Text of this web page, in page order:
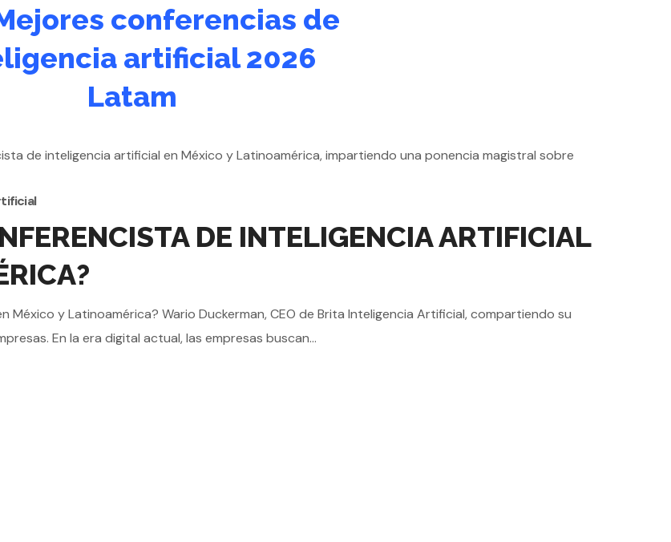
conferencias de
artificial 2026
Latam
DE INTELIGENCIA ARTIFICIAL
y Latinoamérica? Wario Duckerman, CEO de Brita Inteligencia Artificial, compartiendo su
En la era digital actual, las empresas buscan...